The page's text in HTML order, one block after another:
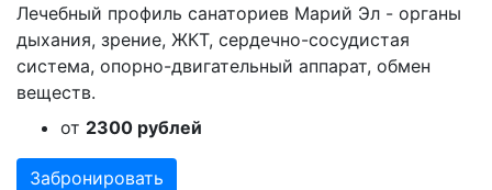
Лечебный профиль санаториев Марий Эл - органы
дыхания, зрение, ЖКТ, сердечно-сосудистая
система, опорно-двигательный аппарат, обмен
веществ.
от 2300 рублей
Забронировать